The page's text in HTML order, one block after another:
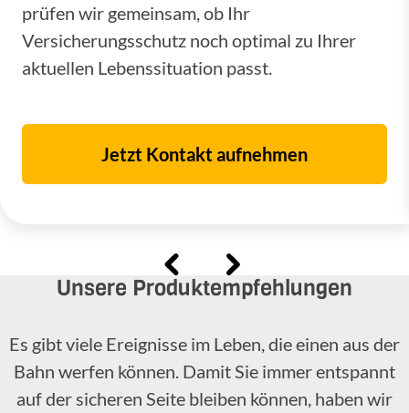
prüfen wir gemeinsam, ob Ihr
Versicherungsschutz noch optimal zu Ihrer
aktuellen Lebenssituation passt.
Jetzt Kontakt aufnehmen
Unsere Produktempfehlungen
Es gibt viele Ereignisse im Leben, die einen aus der
Bahn werfen können. Damit Sie immer entspannt
auf der sicheren Seite bleiben können, haben wir